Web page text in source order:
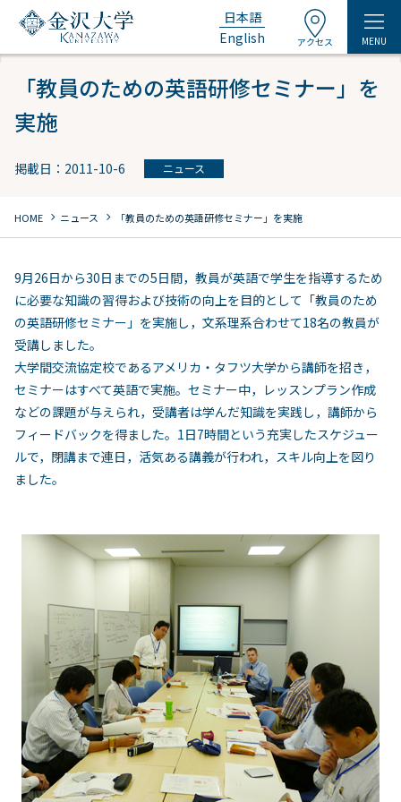
日本語
English
アクセス MENU
「教員のための英語研修セミナー」を
実施
掲載日：2011-10-6 ニュース
HOME chevron_right ニュース chevron_right 「教員のための英語研修セミナー」を実施
9月26日から30日までの5日間，教員が英語で学生を指導するため
に必要な知識の習得および技術の向上を目的として「教員のため
の英語研修セミナー」を実施し，文系理系合わせて18名の教員が
受講しました。
大学間交流協定校であるアメリカ・タフツ大学から講師を招き，
セミナーはすべて英語で実施。セミナー中，レッスンプラン作成
などの課題が与えられ，受講者は学んだ知識を実践し，講師から
フィードバックを得ました。1日7時間という充実したスケジュー
ルで，閉講まで連日，活気ある講義が行われ，スキル向上を図り
ました。